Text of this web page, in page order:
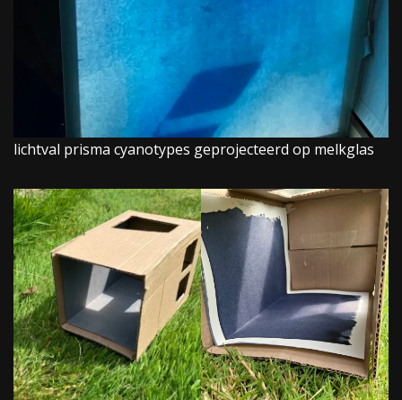
lichtval prisma cyanotypes geprojecteerd op melkglas